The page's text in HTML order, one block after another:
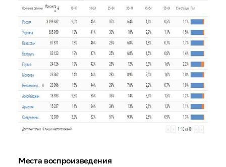
Места воспроизведения